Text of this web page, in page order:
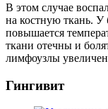
В этом случае
на костную ткань. У
повышается
ткани отечны и
лимфоузлы
Гингивит